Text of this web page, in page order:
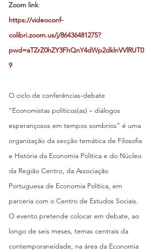
Zoom link:
https://videoconf-
colibri.zoom.us/j/86436481275?
pwd=aTZrZ0hZY3FhQnY4dWp2dklnVVlRUT0
9
O ciclo de conferências-debate
“Economistas políticos(as) – diálogos
esperançosos em tempos sombrios” é uma
organização da secção temática de Filosofia
e História da Economia Política e do Núcleo
da Região Centro, da Associação
Portuguesa de Economia Política, em
parceria com o Centro de Estudos Sociais.
O evento pretende colocar em debate, ao
longo de seis meses, temas centrais da
contemporaneidade, na área da Economia